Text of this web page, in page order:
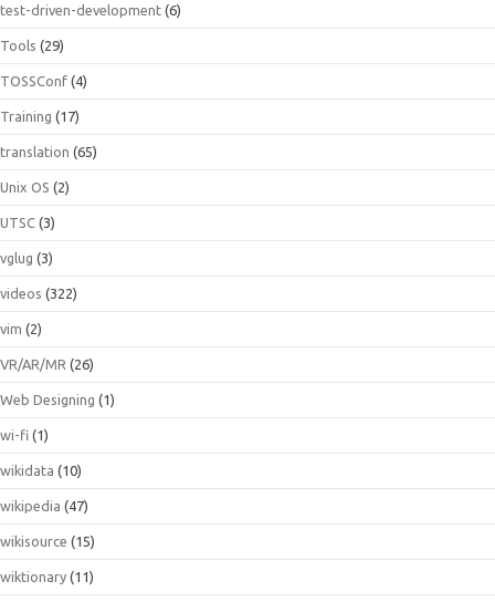
test-driven-development (6)
Tools (29)
TOSSConf (4)
Training (17)
translation (65)
Unix OS (2)
UTSC (3)
vglug (3)
videos (322)
vim (2)
VR/AR/MR (26)
Web Designing (1)
wi-fi (1)
wikidata (10)
wikipedia (47)
wikisource (15)
wiktionary (11)